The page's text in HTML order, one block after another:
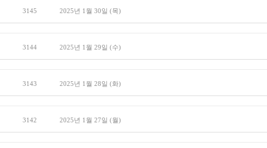
3145 2025년 1월 30일 (목)
3144 2025년 1월 29일 (수)
3143 2025년 1월 28일 (화)
3142 2025년 1월 27일 (월)